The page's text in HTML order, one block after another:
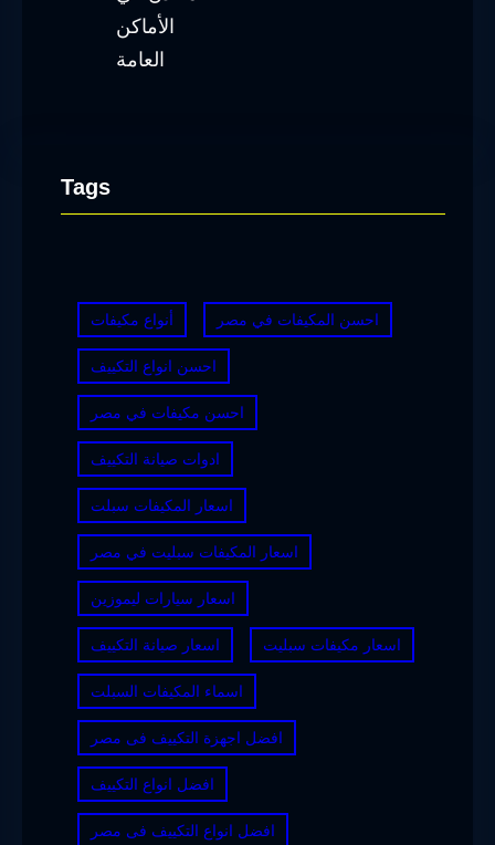
Tags
أنواع مكيفات احسن المكيفات في مصر
احسن انواع التكييف
احسن مكيفات في مصر
ادوات صيانة التكييف
اسعار المكيفات سبلت
اسعار المكيفات سبليت في مصر
اسعار سيارات ليموزين
اسعار صيانة التكييف اسعار مكيفات سبليت
اسماء المكيفات السبلت
افضل اجهزة التكييف فى مصر
افضل انواع التكييف
افضل انواع التكييف فى مصر